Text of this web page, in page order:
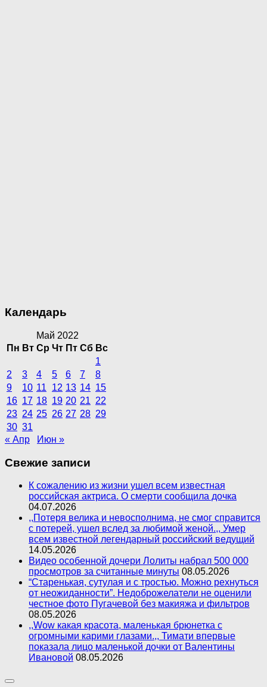
Календарь
Май 2022
Пн Вт Ср Чт Пт Сб Вс
1
2
3 4 5 6 7
8
9
10 11 12 13 14 15
16 17 18 19 20 21 22
23 24 25 26 27 28 29
30 31
« Апр
Июн »
Свежие записи
К сожалению из жизни ушел всем известная
российская актриса. О смерти сообщила дочка
04.07.2026
,,Потеря велика и невосполнима, не смог справится
с потерей, ушел вслед за любимой женой.,, Умер
всем известной легендарный российский ведущий
14.05.2026
Видео особенной дочери Лолиты набрал 500 000
просмотров за считанные минуты 08.05.2026
“Старенькая, сутулая и с тростью. Можно рехнуться
от неожиданности”. Недоброжелатели не оценили
честное фото Пугачевой без макияжа и фильтров
08.05.2026
,,Wow какая красота, маленькая брюнетка с
огромными карими глазами.,, Тимати впервые
показала лицо маленькой дочки от Валентины
Ивановой 08.05.2026